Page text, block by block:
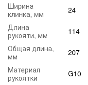
Ширина
клинка, мм
24
Длина
рукояти, мм
114
Общая длина,
мм
207
Материал
рукоятки
G10